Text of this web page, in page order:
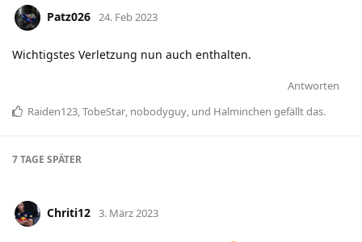
Patz026 24. Feb 2023
Wichtigstes Verletzung nun auch enthalten.
Antworten
Raiden123,TobeStar, nobodyguy, und Halminchen gefällt das.
7 TAGE SPÄTER
Chriti12 3. März 2023